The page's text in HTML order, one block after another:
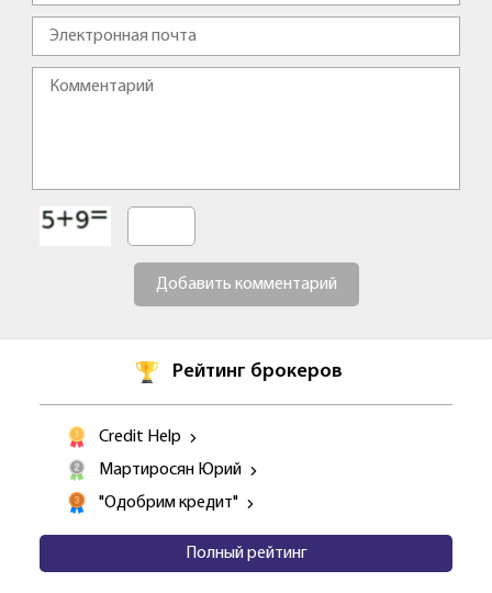
Добавить комментарий
Рейтинг брокеров
Credit Help
Мартиросян Юрий
"Одобрим кредит"
Полный рейтинг